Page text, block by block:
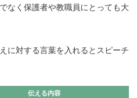
なく保護者や教職員にとっても大
に対する言葉を入れるとスピーチ
伝える内容